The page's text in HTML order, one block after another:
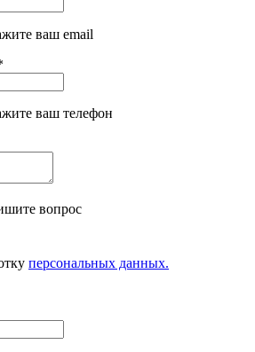
ваш email
ваш телефон
вопрос
персональных данных.